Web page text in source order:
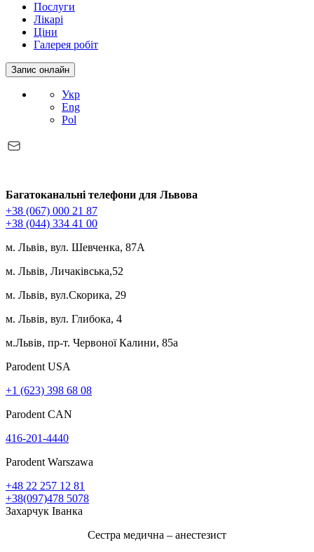
Послуги
Лікарі
Ціни
Галерея робіт
Запис онлайн
Укр
Eng
Pol
Багатоканальні телефони для Львова
+38 (067) 000 21 87
+38 (044) 334 41 00
м. Львів, вул. Шевченка, 87А
м. Львів, Личаківська,52
м. Львів, вул.Скорика, 29
м. Львів, вул. Глибока, 4
м.Львів, пр-т. Червоної Калини, 85а
Parodent USА
+1 (623) 398 68 08
Parodent CAN
416-201-4440
Parodent Warszawa
+48 22 257 12 81
+38(097)478 5078
Захарчук Іванка
Сестра медична – анестезист